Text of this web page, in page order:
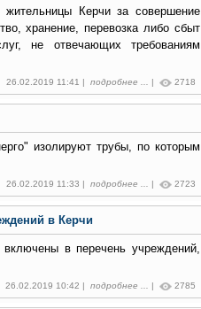
жительницы Керчи за совершение
хранение, перевозка либо сбыт
не отвечающих требованиям
26.02.2019 11:41 | подробнее ... | 2718
изолируют трубы, по которым
26.02.2019 11:33 | подробнее ... | 2723
в Керчи
в перечень учреждений,
26.02.2019 10:42 | подробнее ... | 2785